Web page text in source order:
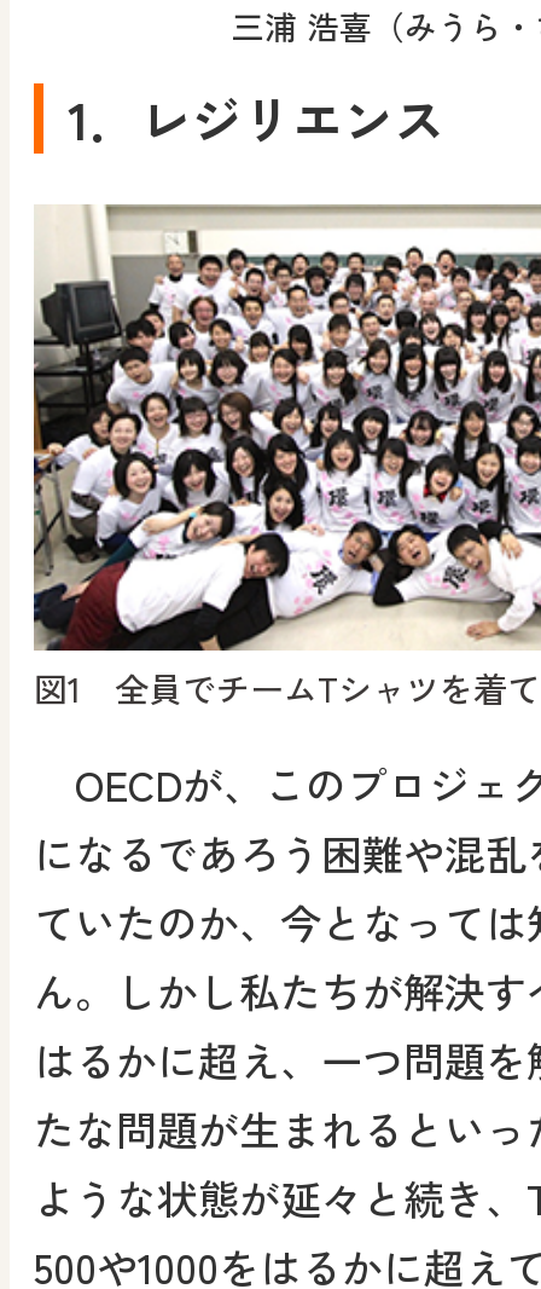
三浦 浩喜（みうら
1．レジリエンス
図1 全員でチームTシャツを着
OECDが、このプロジェ
になるであろう困難や混
ていたのか、今となって
ん。しかし私たちが解決
はるかに超え、一つ問題
たな問題が生まれるとい
ような状態が延々と続き
500や1000をはるかに超え